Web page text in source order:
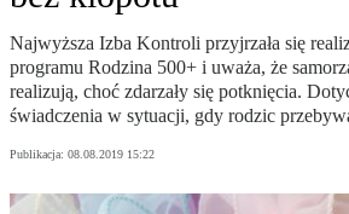
Najwyższa Izba Kontroli przyjrzała się
programu Rodzina 500+ i uważa, że
realizują, choć zdarzały się potknięcia.
świadczenia w sytuacji, gdy rodzic
Publikacja: 08.08.2019 15:22